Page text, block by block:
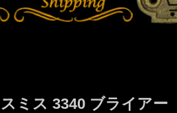
ミス 3340 ブライアー